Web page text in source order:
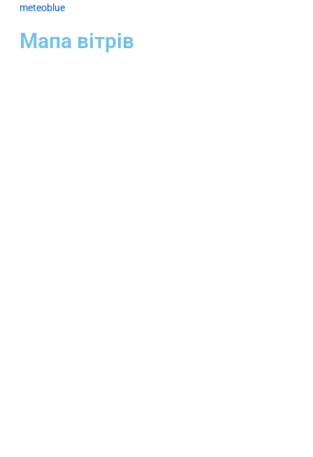
meteoblue
Мапа вітрів